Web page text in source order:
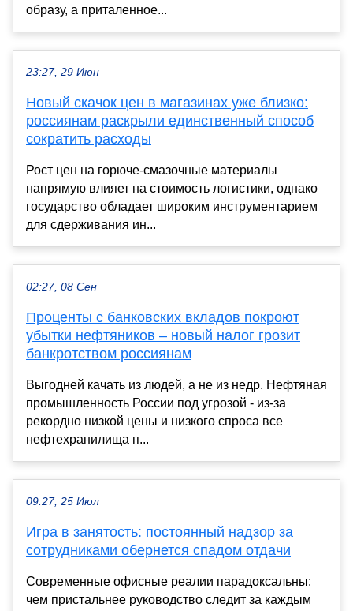
образу, а приталенное...
23:27, 29 Июн
Новый скачок цен в магазинах уже близко:
россиянам раскрыли единственный способ
сократить расходы
Рост цен на горюче-смазочные материалы
напрямую влияет на стоимость логистики, однако
государство обладает широким инструментарием
для сдерживания ин...
02:27, 08 Сен
Проценты с банковских вкладов покроют
убытки нефтяников – новый налог грозит
банкротством россиянам
Выгодней качать из людей, а не из недр. Нефтяная
промышленность России под угрозой - из-за
рекордно низкой цены и низкого спроса все
нефтехранилища п...
09:27, 25 Июл
Игра в занятость: постоянный надзор за
сотрудниками обернется спадом отдачи
Современные офисные реалии парадоксальны:
чем пристальнее руководство следит за каждым